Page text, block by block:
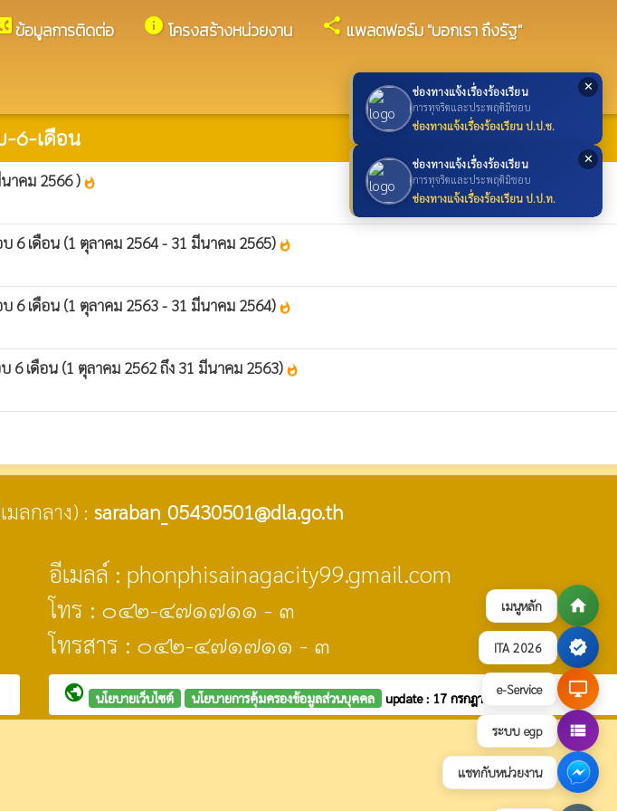
เมนูหลัก home
ITA 2026 verified
e-Service desktop_windows
ระบบ egp view_list
แชทกับหน่วยงาน
✕
ช่องทางแจ้งเรื่องร้องเรียน
การทุจริตและประพฤติมิชอบ
ช่องทางแจ้งเรื่องร้องเรียน ป.ป.ช.
✕
ช่องทางแจ้งเรื่องร้องเรียน
การทุจริตและประพฤติมิชอบ
ช่องทางแจ้งเรื่องร้องเรียน ป.ป.ท.
ข้อมูลการติดต่อ info โครงสร้างหน่วยงาน share แพลตฟอร์ม "บอกเรา ถึงรัฐ"
-6-เดือน
าคม 2566 ) whatshot
6 เดือน (1 ตุลาคม 2564 - 31 มีนาคม 2565) whatshot
6 เดือน (1 ตุลาคม 2563 - 31 มีนาคม 2564) whatshot
เดือน (1 ตุลาคม 2562 ถึง 31 มีนาคม 2563) whatshot
ลกลาง) : saraban_05430501@dla.go.th
อีเมลล์ : phonphisainagacity99.gmail.com
โทร : ๐๔๒-๔๗๑๗๑๑ - ๓
โทรสาร : ๐๔๒-๔๗๑๗๑๑ - ๓
public นโยบายเว็บไซต์ นโยบายการคุ้มครองข้อมูลส่วนบุคคล update : 17 กรกฎาคม 2569